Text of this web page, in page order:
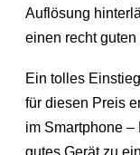
Auflösung
einen recht guten
Ein tolles
für diesen Preis
im Smartphone –
gutes Gerät zu